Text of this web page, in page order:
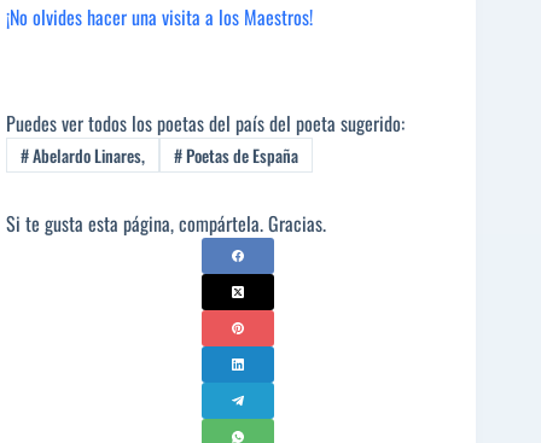
¡No olvides hacer una visita a los Maestros!
Puedes ver todos los poetas del país del poeta sugerido:
#Abelardo Linares, #Poetas de España
Si te gusta esta página, compártela. Gracias.